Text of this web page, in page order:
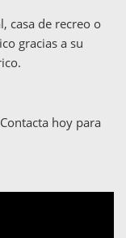
casa de recreo o
gracias a su
hoy para